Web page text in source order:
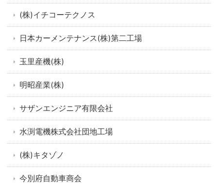
(株)イチコーテクノス
日本カーメンテナンス(株)第二工場
玉里産機(株)
明昭産業(株)
サザンエンジニア有限会社
水渕電機株式会社団地工場
(株)キタゾノ
今別府自動車商会